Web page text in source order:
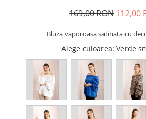
169,00 RON 112,00
Bluza vaporoasa satinata cu
Alege culoarea: Verde